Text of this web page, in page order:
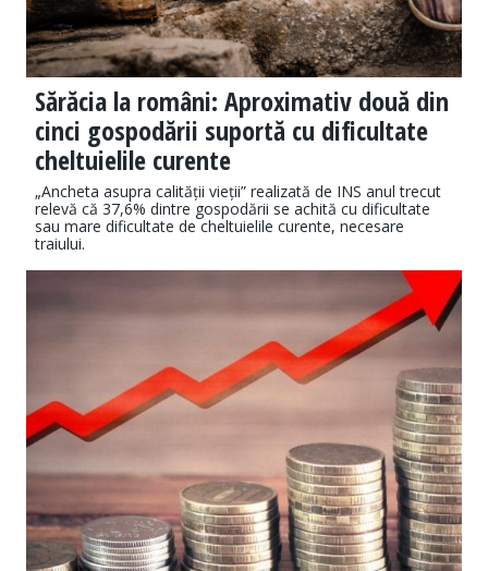
Sărăcia la români: Aproximativ două din
cinci gospodării suportă cu dificultate
cheltuielile curente
„Ancheta asupra calității vieții” realizată de INS anul trecut
relevă că 37,6% dintre gospodării se achită cu dificultate
sau mare dificultate de cheltuielile curente, necesare
traiului.